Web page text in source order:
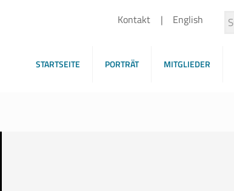
Kontakt English
STARTSEITE PORTRÄT MITGLIEDER